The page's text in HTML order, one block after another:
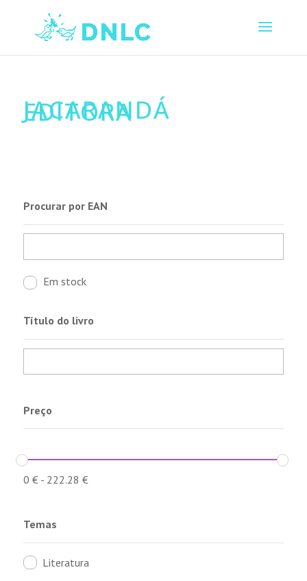
JACARANDÁ
EDITORA
Procurar por EAN
Em stock
Título do livro
Preço
0 €- 222.28 €
Temas
Literatura